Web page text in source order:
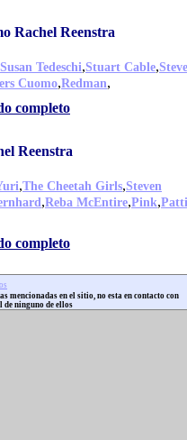
Rachel Reenstra
Susan Tedeschi,Stuart Cable,
Cuomo,Redman,
completo
Reenstra
,The Cheetah Girls,Steven
,Reba McEntire,Pink,Patti
completo
mencionadas en el sitio, no esta en contacto con
de ninguno de ellos